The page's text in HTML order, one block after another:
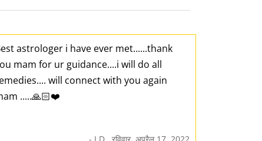
astrologer i have ever met......thank
mam for ur guidance....i will do all
will connect with you again
.....🙏🏻❤️